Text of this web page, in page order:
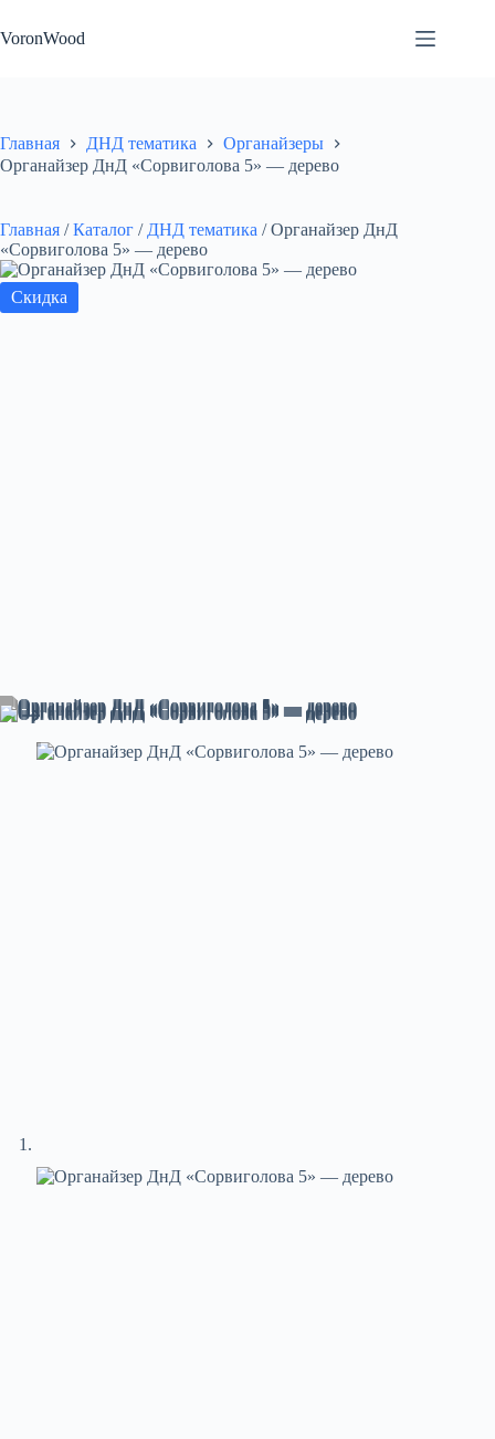
к
сути
VoronWood
Главная ДНД тематика
Органайзеры
Органайзер ДнД «Сорвиголова 5» — дерево
Главная / Каталог / ДНД тематика / Органайзер ДнД
«Сорвиголова 5» — дерево
Скидка